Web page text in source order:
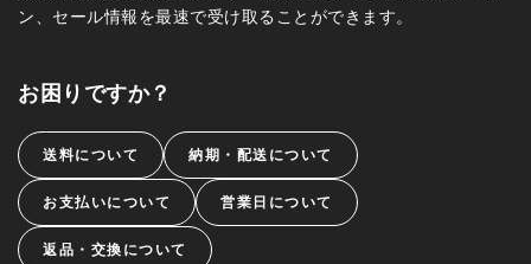
ン、セール情報を最速で受け取ることができます。
お困りですか？
送料について 納期・配送について
お支払いについて 営業日について
返品・交換について